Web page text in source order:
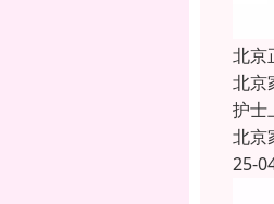
北京
北京
护士
北京
25-